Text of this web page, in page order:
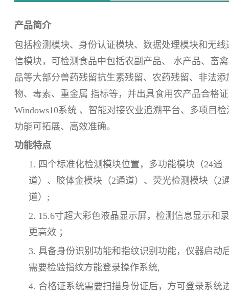
产品简介
包括检测模块、身份认证模块、数据处理模块和无线
信模块，可检测食品中包括农副产品、 水产品、畜
品等大部分兽药残留抗生素残留、农药残留、非法添
物、毒素、重金属 指标等，并出具食用农产品合格
Windows10系统 、智能对接农业追溯平台、多项目检
功能可拓展、高效准确。
功能特点
1. 四个标准化检测模块位置，多功能模块（24通
道）、胶体金模块（2通道）、荧光检测模块（2
道）;
2. 15.6寸超大彩色液晶显示屏，检测信息显示和
更高效 ；
3. 具备身份识别功能和指纹识别功能，仪器启动
需要检验指纹方能登录操作系统,
4. 合格证系统需要扫描身份证后，方可登录系统